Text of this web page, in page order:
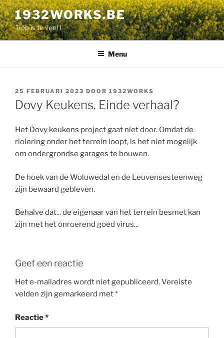
Naar
de
inhoud
overgaan
1932WORKS.BE
Trop is te veel !
Menu
GEPLAATST
OP
25 FEBRUARI 2023 DOOR 1932WORKS
Dovy Keukens. Einde verhaal?
Het Dovy keukens project gaat niet door. Omdat de
riolering onder het terrein loopt, is het niet mogelijk
om ondergrondse garages te bouwen.
De hoek van de Woluwedal en de Leuvensesteenweg
zijn bewaard gebleven.
Behalve dat... de eigenaar van het terrein besmet kan
zijn met het onroerend goed virus...
Geef een reactie
Het e-mailadres wordt niet gepubliceerd.Vereiste
velden zijn gemarkeerd met*
Reactie*